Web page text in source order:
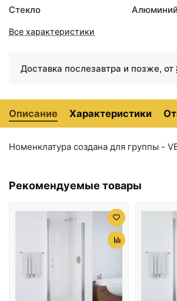
Душевая дверь 60 см
Vegas Glass ЕР 60 01 10
Душевая дверь 70 см
Vegas Glass ЕР 70 01
Душевая дверь 75 см
Душевая дверь 80 см
Стекло Алюминий
Все характеристики
Доставка послезавтра и позже, от
Описание Характеристики
Номенклатура создана для группы -
Рекомендуемые товары